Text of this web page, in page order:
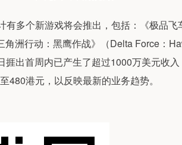
多个新游戏将会推出，包括：《极品飞
洲行动：黑鹰作战》（Delta Force：
出首周内已产生了超过1000万美元收
480港元，以反映最新的业务趋势。